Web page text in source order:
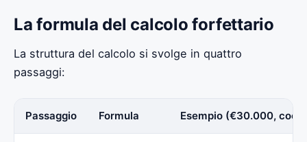
La formula del calcolo forfettario
La struttura del calcolo si svolge in quattro
passaggi:
Passaggio Formula Esempio (€30.000, coef.